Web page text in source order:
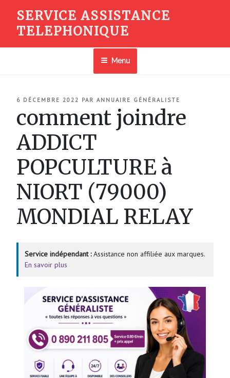
contenu
SERVICE ASSISTANCE
TELEPHONIQUE
Menu
PUBLIÉ
6 DÉCEMBRE 2022 PAR ANNUAIRE GÉNÉRALISTE
comment joindre
ADDICT
POPCULTURE à
NIORT (79000)
MONDIAL RELAY
Service indépendant :Assistance non affiliée aux marques.
En savoir plus